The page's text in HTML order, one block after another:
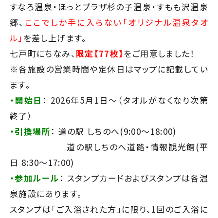
すなろ温泉・ほっとプラザ杉の子温泉・すもも沢温泉
郷、 ここでしか手に入らない「オリジナル温泉タオ
ル」 を差し上げます。
七戸町にちなみ、 限定【77枚】 をご用意しました！
※各施設の営業時間や定休日はマップに記載してい
ます。
・開始日 ： 2026年5月1日〜（タオルがなくなり次第
終了）
・引換場所 ： 道の駅 しちのへ(9:00〜18:00)
道の駅しちのへ道路・情報観光館(平
日 8:30〜17:00)
・参加ルール ： スタンプカードおよびスタンプは各温
泉施設にあります。
スタンプは「ご入浴された方」に限り、1回のご入浴に